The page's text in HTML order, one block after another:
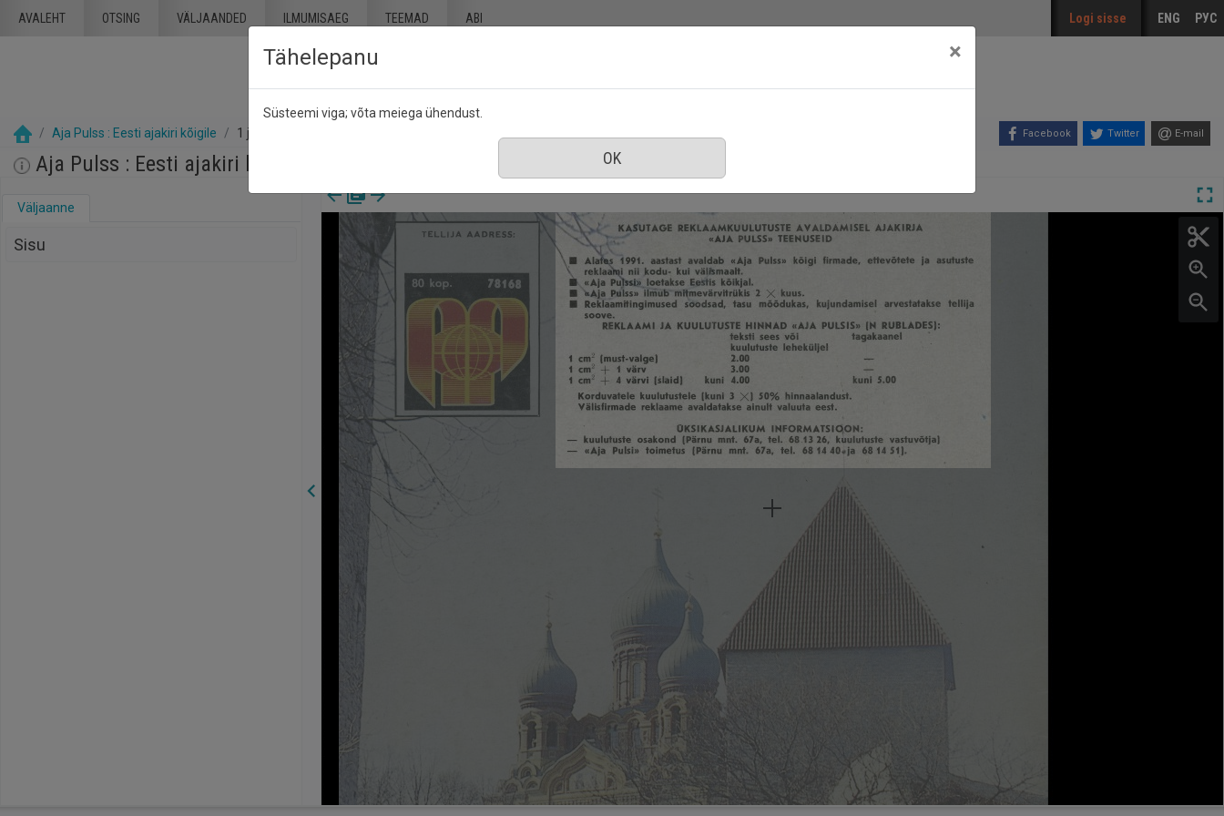
AVALEHT OTSING VÄLJAANDED ILMUMISAEG TEEMAD ABI Logi sisse ENG РУС
Aja Pulss : Eesti ajakiri kõigile 1 jaanuar 1991 Facebook Twitter E-mail
Aja Pulss : Eesti ajakiri kõigile, nr. 1, 1 jaanuar 1991
Väljaanne
Sisu
Tähelepanu ×
Süsteemi viga; võta meiega ühendust.